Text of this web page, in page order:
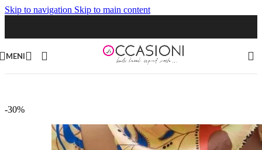
Skip to navigation Skip to main content
MENI
-30%